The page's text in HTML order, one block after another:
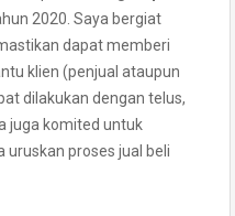
2020. Saya bergiat
dapat memberi
klien (penjual ataupun
dilakukan dengan telus,
juga komited untuk
uruskan proses jual beli